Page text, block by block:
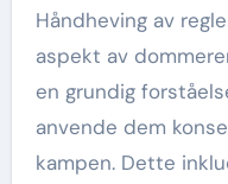
Håndheving av
aspekt av
en grundig
anvende dem
kampen. Dette